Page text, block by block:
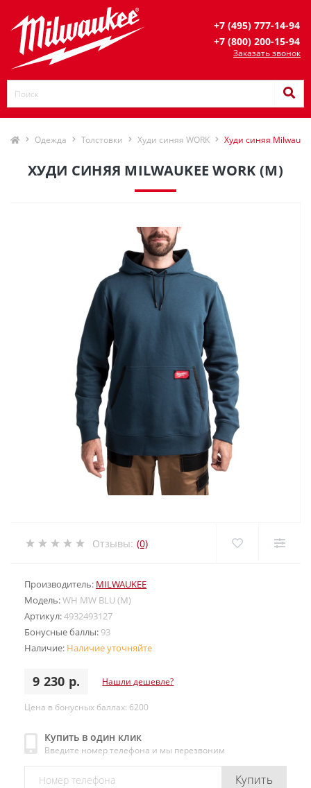
+7 (495) 777-14-94
+7 (800) 200-15-94
Заказать звонок
Одежда Толстовки Худи синяя WORK Худи синяя
ХУДИ СИНЯЯ MILWAUKEE WORK (M)
Отзывы: (0)
Производитель: MILWAUKEE
Модель:WH MW BLU (M)
Артикул:4932493127
Бонусные баллы: 93
Наличие: Наличие уточняйте
9 230 р. Нашли дешевле?
Цена в бонусных баллах: 6200
Купить в один клик
Введите номер телефона и мы перезвоним
Купить